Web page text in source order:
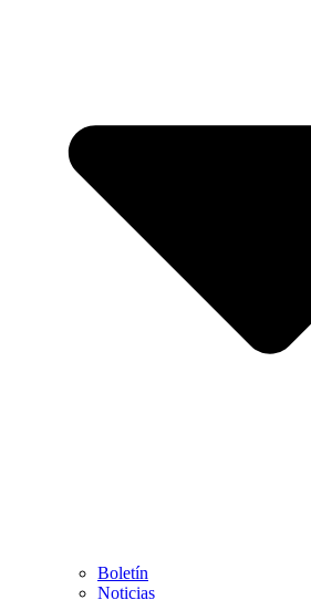
Boletín
Noticias